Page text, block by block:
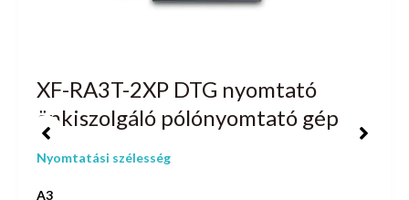
XF-RA3T-2XP DTG nyomtató
önkiszolgáló pólónyomtató gép
Nyomtatási szélesség
A3